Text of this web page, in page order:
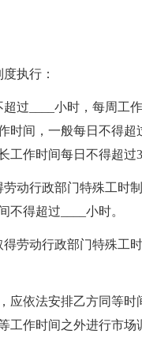
执行：
过____小时，每周工
时间，一般每日不得
作时间每日不得超过
动行政部门特殊工时
不得超过____小时。
劳动行政部门特殊工
应依法安排乙方同等
工作时间之外进行市